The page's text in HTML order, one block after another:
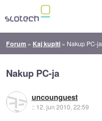
Forum » Kaj kupiti » Nakup PC-ja
Nakup PC-ja
uncounguest
:: 12. jun 2010, 22:59